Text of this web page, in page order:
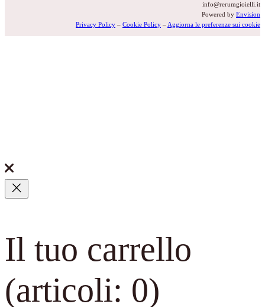
info@rerumgioielli.it
Powered by Envision
Privacy Policy – Cookie Policy – Aggiorna le preferenze sui cookie
Il tuo carrello
(articoli: 0)